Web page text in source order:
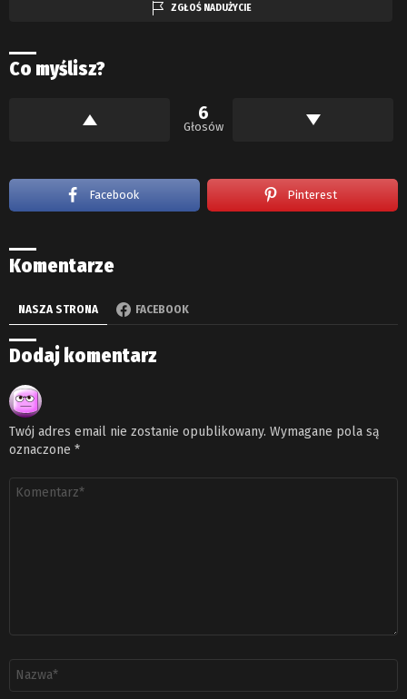
ZGŁOŚ NADUŻYCIE
Co myślisz?
6
Głosów
Facebook Pinterest
Komentarze
NASZA STRONA FACEBOOK
Dodaj komentarz
Twój adres email nie zostanie opublikowany. Wymagane pola są
oznaczone *